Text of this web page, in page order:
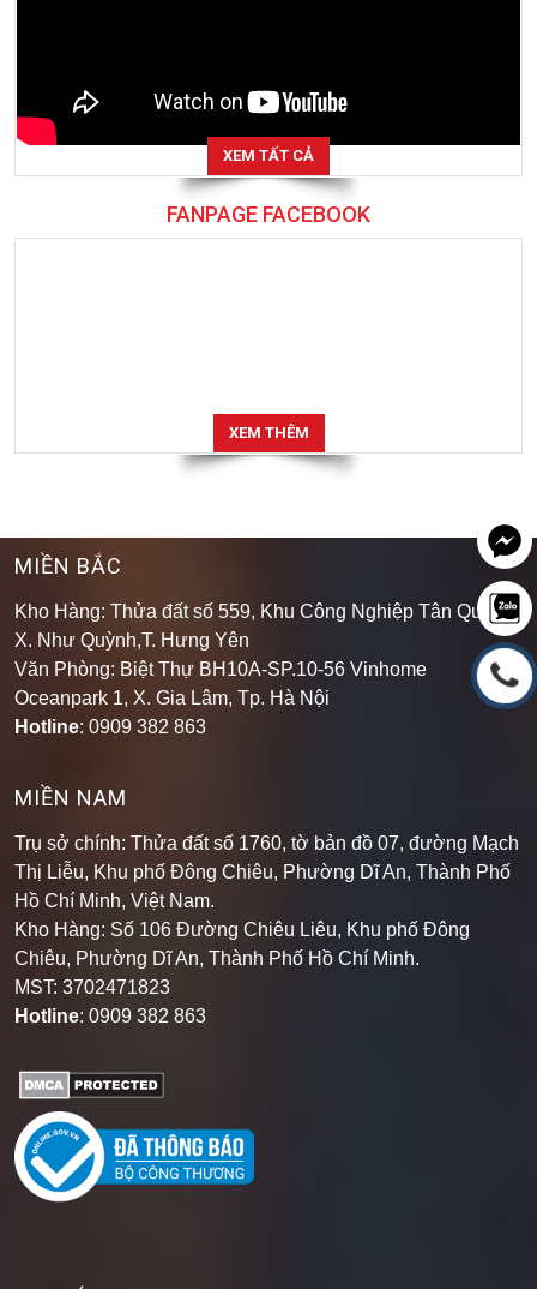
XEM TẤT CẢ
FANPAGE FACEBOOK
XEM THÊM
MIỀN BẮC
Kho Hàng: Thửa đất số 559, Khu Công Nghiệp Tân Quang,
X. Như Quỳnh,T. Hưng Yên
Văn Phòng: Biệt Thự BH10A-SP.10-56 Vinhome
Oceanpark 1, X. Gia Lâm, Tp. Hà Nội
Hotline: 0909 382 863
MIỀN NAM
Trụ sở chính: Thửa đất số 1760, tờ bản đồ 07, đường Mạch
Thị Liễu, Khu phố Đông Chiêu, Phường Dĩ An, Thành Phố
Hồ Chí Minh, Việt Nam.
Kho Hàng: Số 106 Đường Chiêu Liêu, Khu phố Đông
Chiêu, Phường Dĩ An, Thành Phố Hồ Chí Minh.
MST: 3702471823
Hotline: 0909 382 863